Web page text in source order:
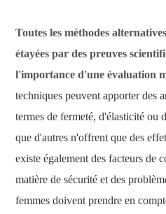
Toutes les méthodes
étayées par des preuves
l'importance d'une évaluation
techniques peuvent apporter des
termes de fermeté, d'élasticité ou
que d'autres n'offrent que des
existe également des facteurs de
matière de sécurité et des
femmes doivent prendre en